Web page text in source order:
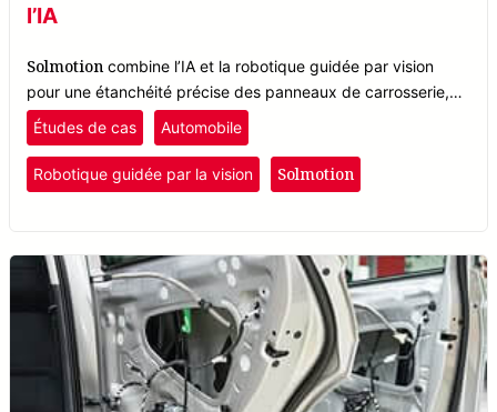
l’IA
Solmotion combine l’IA et la robotique guidée par vision
pour une étanchéité précise des panneaux de carrosserie,
améliorant la qualité et l’efficacité dans la fabrication
automobile.
Études de cas Automobile
Robotique guidée par la vision Solmotion